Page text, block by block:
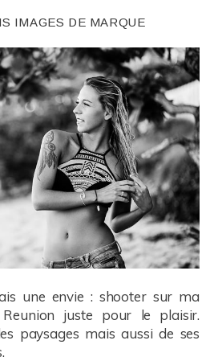
IMAGES DE MARQUE
une envie : shooter sur ma
juste pour le plaisir.
paysages mais aussi de ses